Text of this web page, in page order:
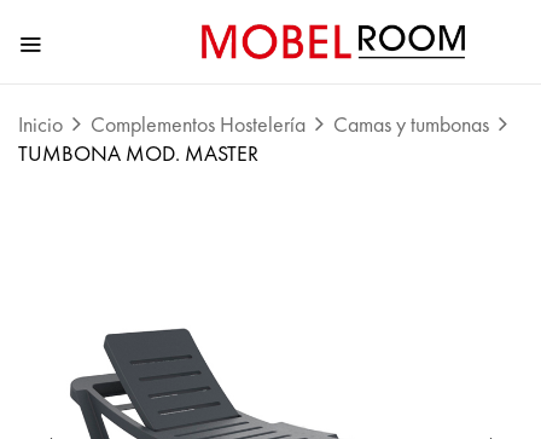
Inicio Complementos Hostelería
Camas y tumbonas
TUMBONA MOD. MASTER